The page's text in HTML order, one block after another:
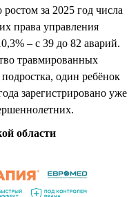
за 2025 год числа
права управления
– с 39 до 82 аварий.
травмированных
один ребёнок
зарегистрировано уже
области